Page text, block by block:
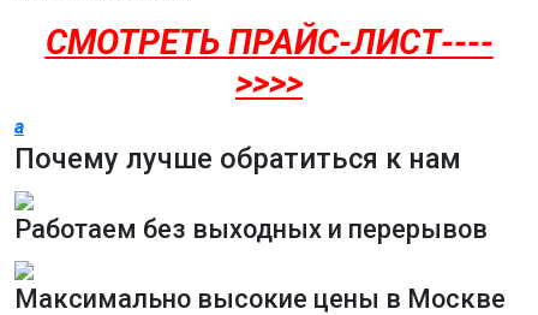
СМОТРЕТЬ ПРАЙС-ЛИСТ----
>>>>
a
Почему лучше обратиться к нам
Работаем без выходных и перерывов
Максимально высокие цены в Москве